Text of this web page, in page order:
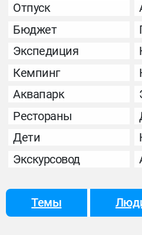
Отпуск
Бюджет
Экспедиция
Кемпинг
Аквапарк
Рестораны
Дети
Экскурсовод
Темы